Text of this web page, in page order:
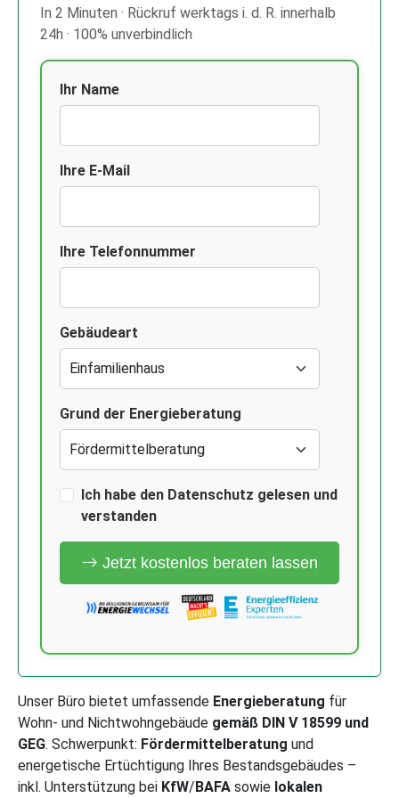
In 2 Minuten · Rückruf werktags i. d. R. innerhalb
24h · 100% unverbindlich
Ihr Name
Ihre E-Mail
Ihre Telefonnummer
Gebäudeart
Grund der Energieberatung
Ich habe den Datenschutz gelesen und
verstanden
Jetzt kostenlos beraten lassen
Unser Büro bietet umfassende Energieberatung für
Wohn- und Nichtwohngebäude gemäß DIN V 18599 und
GEG. Schwerpunkt: Fördermittelberatung und
energetische Ertüchtigung Ihres Bestandsgebäudes –
inkl. Unterstützung bei KfW/BAFA sowie lokalen